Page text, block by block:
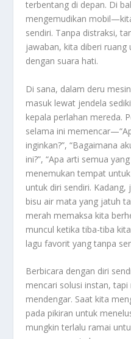
terbentang di depan. Di
mengemudikan
sendiri. Tanpa distraksi,
jawaban, kita diberi ruang
dengan suara hati.
Di sana, dalam deru
masuk lewat jendela
kepala perlahan mereda.
selama ini
inginkan?”, “Bagaimana
ini?”, “Apa arti semua
menemukan tempat
untuk diri sendiri.
bisu air mata yang jatuh
merah memaksa kita
muncul ketika tiba-tiba
lagu favorit yang tanpa
Berbicara dengan diri
mencari solusi instan,
mendengar. Saat kita
pada pikiran untuk
mungkin terlalu ramai